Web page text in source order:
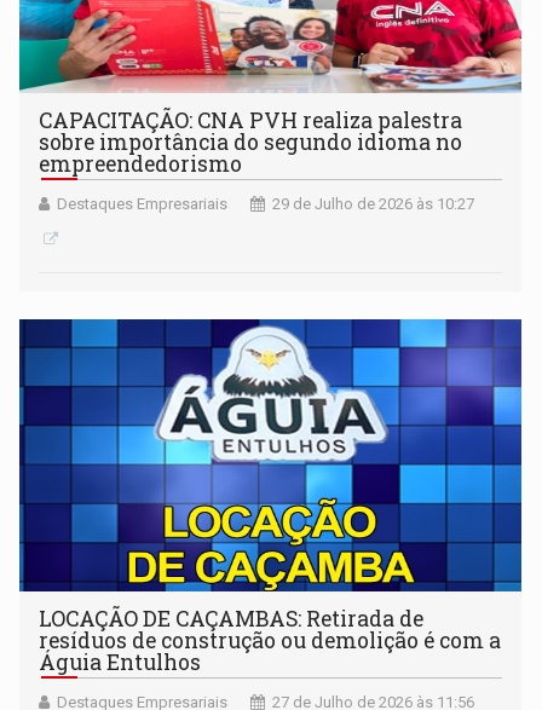
CAPACITAÇÃO: CNA PVH realiza palestra
sobre importância do segundo idioma no
empreendedorismo
Destaques Empresariais 29 de Julho de 2026 às 10:27
LOCAÇÃO DE CAÇAMBAS: Retirada de
resíduos de construção ou demolição é com a
Águia Entulhos
Destaques Empresariais 27 de Julho de 2026 às 11:56